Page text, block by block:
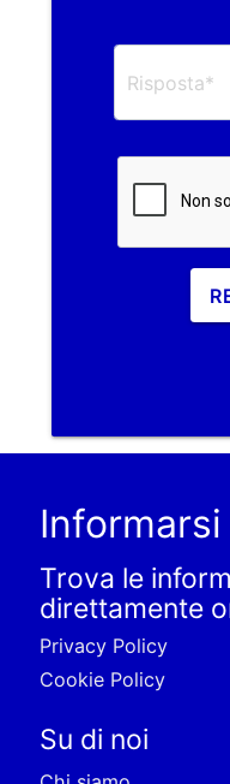
Trova le
direttamente
Privacy Policy
Cookie Policy
Su di noi